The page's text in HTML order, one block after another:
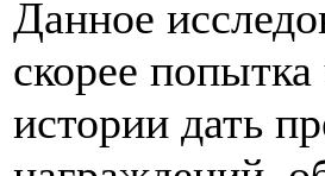
Данное
скорее
истории дать